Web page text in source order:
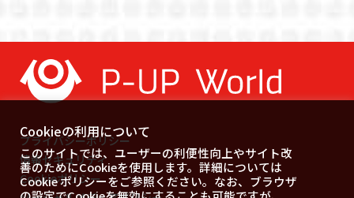
プライバシーポリシー
情報セキュリティ
Cookieポリシー
Cookieの利用について
このサイトでは、ユーザーの利便性向上やサイト改
善のためにCookieを使用します。詳細については
Cookie ポリシーをご参照ください。なお、ブラウザ